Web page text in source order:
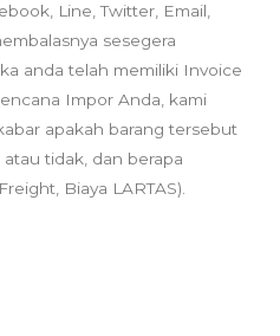
Line, Twitter, Email,
sesegera
anda telah memiliki Invoice
Impor Anda, kami
apakah barang tersebut
tidak, dan berapa
Biaya LARTAS).